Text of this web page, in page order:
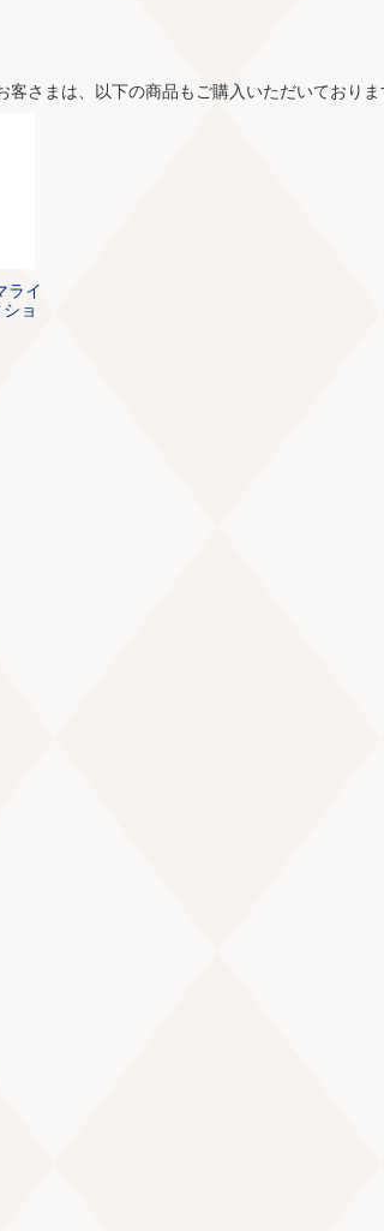
客さまは、以下の商品もご購入いただいておりま
ライ
ョ